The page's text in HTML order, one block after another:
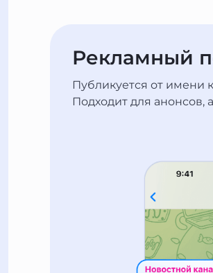
Рекламный
Публикуется от имени
Подходит для анонсов,